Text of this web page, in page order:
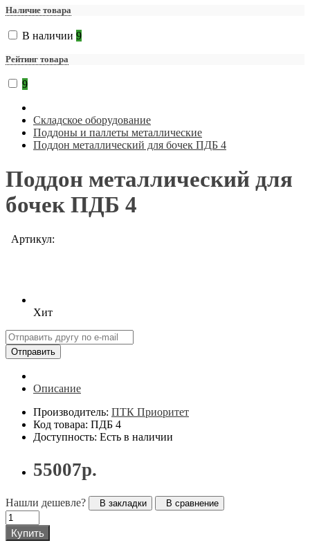
Наличие товара
В наличии 9
Рейтинг товара
9
Складское оборудование
Поддоны и паллеты металлические
Поддон металлический для бочек ПДБ 4
Поддон металлический для
бочек ПДБ 4
Артикул:
Хит
Отправить
Описание
Производитель: ПТК Приоритет
Код товара: ПДБ 4
Доступность: Есть в наличии
55007р.
Нашли дешевле? В закладки В сравнение
Купить